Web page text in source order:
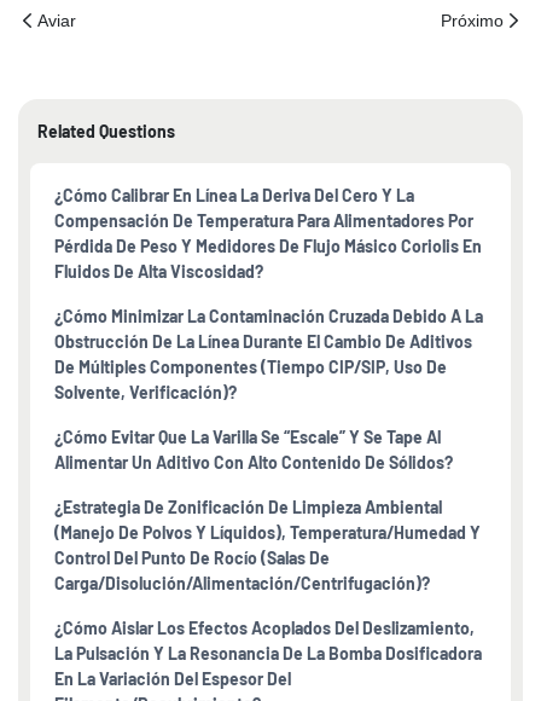
Aviar Próximo
Related Questions
¿Cómo Calibrar En Línea La Deriva Del Cero Y La
Compensación De Temperatura Para Alimentadores Por
Pérdida De Peso Y Medidores De Flujo Másico Coriolis En
Fluidos De Alta Viscosidad?
¿Cómo Minimizar La Contaminación Cruzada Debido A La
Obstrucción De La Línea Durante El Cambio De Aditivos
De Múltiples Componentes (tiempo CIP/SIP, Uso De
Solvente, Verificación)?
¿Cómo Evitar Que La Varilla Se “escale” Y Se Tape Al
Alimentar Un Aditivo Con Alto Contenido De Sólidos?
¿Estrategia De Zonificación De Limpieza Ambiental
(manejo De Polvos Y Líquidos), Temperatura/humedad Y
Control Del Punto De Rocío (salas De
Carga/disolución/alimentación/centrifugación)?
¿Cómo Aislar Los Efectos Acoplados Del Deslizamiento,
La Pulsación Y La Resonancia De La Bomba Dosificadora
En La Variación Del Espesor Del